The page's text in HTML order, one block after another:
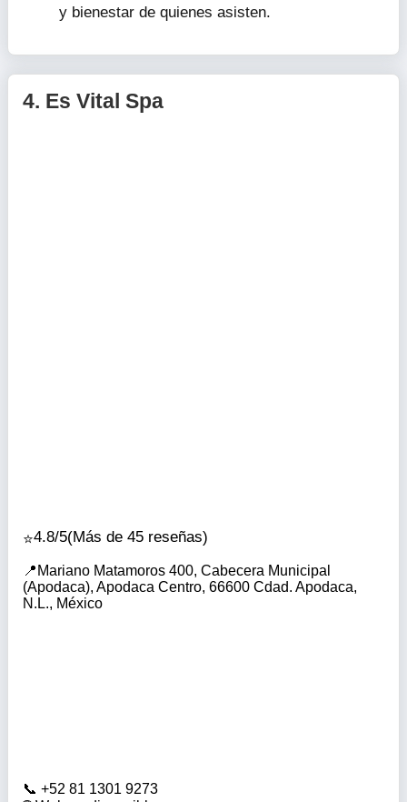
y bienestar de quienes asisten.
+52 81 1301 9273
4. Es Vital Spa
4.8/5(Más de 45 reseñas)
Mariano Matamoros 400, Cabecera Municipal
(Apodaca), Apodaca Centro, 66600 Cdad. Apodaca,
N.L., México